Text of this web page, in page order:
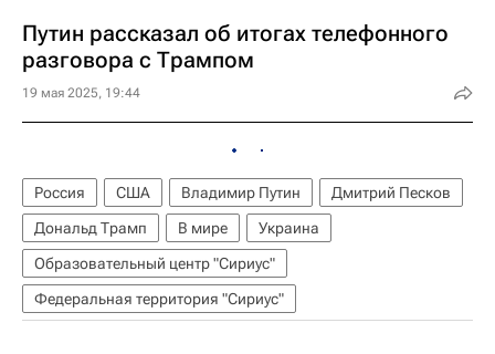
Путин рассказал об итогах телефонного
разговора с Трампом
19 мая 2025, 19:44
Россия США Владимир Путин
Дмитрий Песков
Дональд Трамп
В мире
Украина
Образовательный центр "Сириус"
Федеральная территория "Сириус"